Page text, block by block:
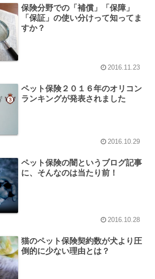
保険分野での「補償」「保障」
「保証」の使い分けって知ってま
すか？
2016.11.23
ペット保険２０１６年のオリコン
ランキングが発表されました
2016.10.29
ペット保険の闇というブログ記事
に、そんなのは当たり前！
2016.10.28
猫のペット保険契約数が犬より圧
倒的に少ない理由とは？